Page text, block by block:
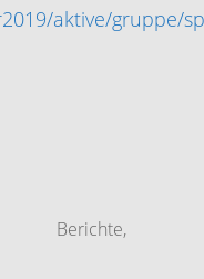
aktive/gruppe/
Berichte,